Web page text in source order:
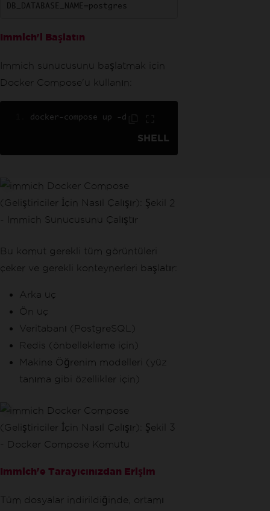
DB_DATABASE_NAME=postgres
Immich'i Başlatın
Immich sunucusunu başlatmak için
Docker Compose'u kullanın:
docker - compose up - d
SHELL
Bu komut gerekli tüm görüntüleri
çeker ve gerekli konteynerleri başlatır:
Arka uç
Ön uç
Veritabanı (PostgreSQL)
Redis (önbellekleme için)
Makine Öğrenim modelleri (yüz
tanıma gibi özellikler için)
Immich'e Tarayıcınızdan Erişim
Tüm dosyalar indirildiğinde, ortamı